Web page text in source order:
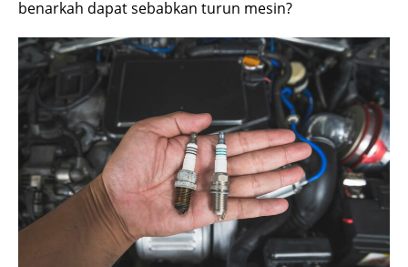
benarkah dapat sebabkan turun mesin?